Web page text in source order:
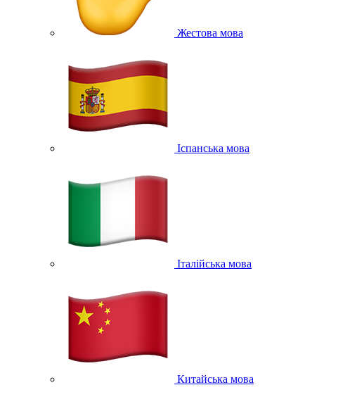
Жестова мова
Іспанська мова
Італійська мова
Китайська мова